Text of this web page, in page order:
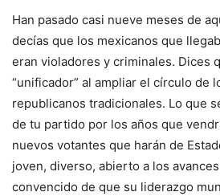
Han pasado casi nueve meses de
decías que los mexicanos que
eran violadores y criminales. Dices
“unificador” al ampliar el círculo de
republicanos tradicionales. Lo que
de tu partido por los años que
nuevos votantes que harán de
joven, diverso, abierto a los
convencido de que su liderazgo